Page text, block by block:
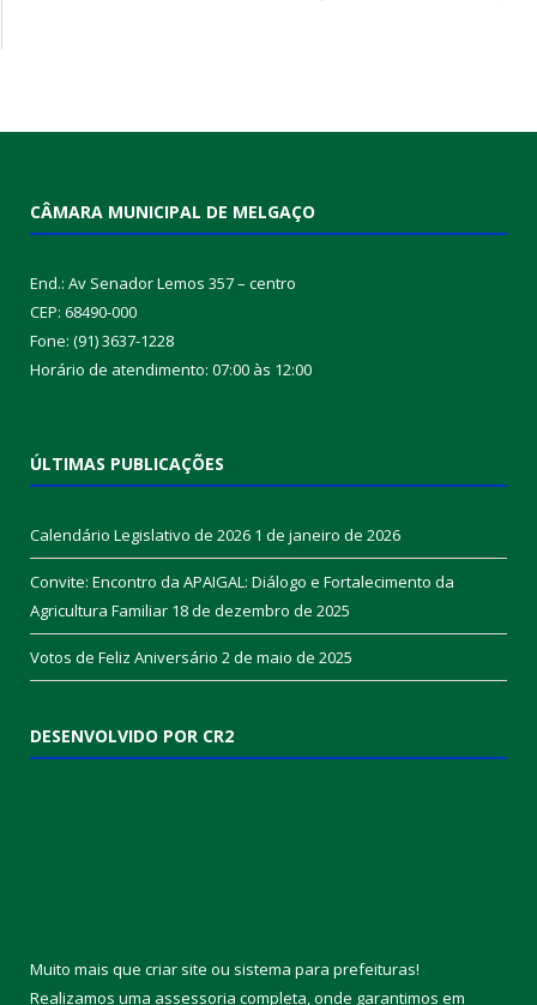
CÂMARA MUNICIPAL DE MELGAÇO
End.: Av Senador Lemos 357 – centro
CEP: 68490-000
Fone: (91) 3637-1228
Horário de atendimento: 07:00 às 12:00
ÚLTIMAS PUBLICAÇÕES
Calendário Legislativo de 2026 1 de janeiro de 2026
Convite: Encontro da APAIGAL: Diálogo e Fortalecimento da
Agricultura Familiar 18 de dezembro de 2025
Votos de Feliz Aniversário 2 de maio de 2025
DESENVOLVIDO POR CR2
Muito mais que criar site ou sistema para prefeituras!
Realizamos uma assessoria completa, onde garantimos em